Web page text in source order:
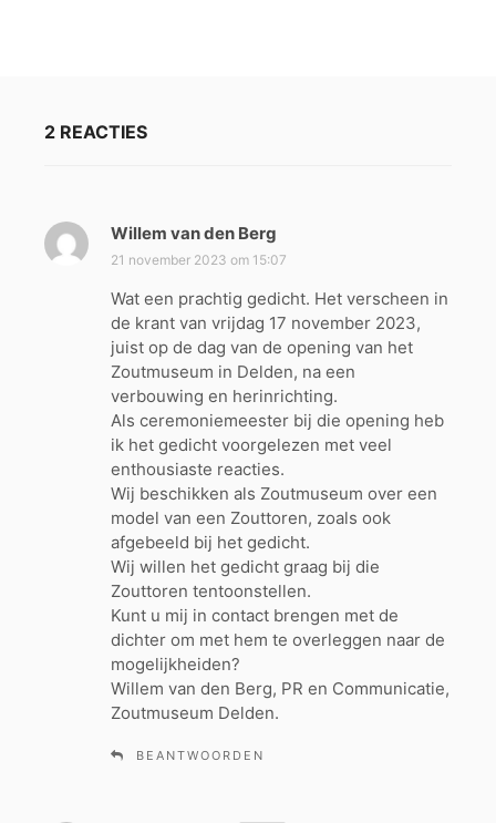
2 REACTIES
Willem van den Berg
c
r
e
e
f
21 november 2023 om 15:07
Wat een prachtig gedicht. Het verscheen in
de krant van vrijdag 17 november 2023,
juist op de dag van de opening van het
Zoutmuseum in Delden, na een
verbouwing en herinrichting.
Als ceremoniemeester bij die opening heb
ik het gedicht voorgelezen met veel
enthousiaste reacties.
Wij beschikken als Zoutmuseum over een
model van een Zouttoren, zoals ook
afgebeeld bij het gedicht.
Wij willen het gedicht graag bij die
Zouttoren tentoonstellen.
Kunt u mij in contact brengen met de
dichter om met hem te overleggen naar de
mogelijkheiden?
Willem van den Berg, PR en Communicatie,
Zoutmuseum Delden.
BEANTWOORDEN